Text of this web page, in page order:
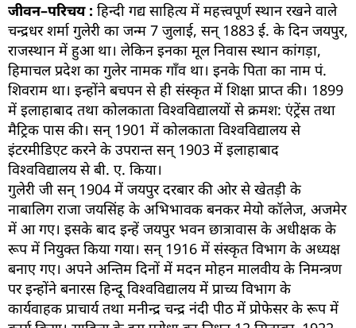
जीवन–परिचय : हिन्दी गद्य साहित्य में महत्त्वपूर्ण स्थान रखने वाले
चन्द्रधर शर्मा गुलेरी का जन्म 7 जुलाई, सन् 1883 ई. के दिन जयपुर,
राजस्थान में हुआ था। लेकिन इनका मूल निवास स्थान कांगड़ा,
हिमाचल प्रदेश का गुलेर नामक गाँव था। इनके पिता का नाम पं.
शिवराम था। इन्होंने बचपन से ही संस्कृत में शिक्षा प्राप्त की। 1899
में इलाहाबाद तथा कोलकाता विश्वविद्यालयों से क्रमश: एंट्रेंस तथा
मैट्रिक पास की। सन् 1901 में कोलकाता विश्वविद्यालय से
इंटरमीडिएट करने के उपरान्त सन् 1903 में इलाहाबाद
विश्वविद्यालय से बी. ए. किया।
गुलेरी जी सन् 1904 में जयपुर दरबार की ओर से खेतड़ी के
नाबालिग राजा जयसिंह के अभिभावक बनकर मेयो कॉलेज, अजमेर
में आ गए। इसके बाद इन्हें जयपुर भवन छात्रावास के अधीक्षक के
रूप में नियुक्त किया गया। सन् 1916 में संस्कृत विभाग के अध्यक्ष
बनाए गए। अपने अन्तिम दिनों में मदन मोहन मालवीय के निमन्त्रण
पर इन्होंने बनारस हिन्दू विश्वविद्यालय में प्राच्य विभाग के
कार्यवाहक प्राचार्य तथा मनीन्द्र चन्द्र नंदी पीठ में प्रोफेसर के रूप में